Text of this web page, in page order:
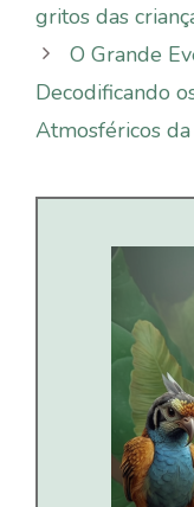
gritos das
O Grande
Decodificando
Atmosféricos